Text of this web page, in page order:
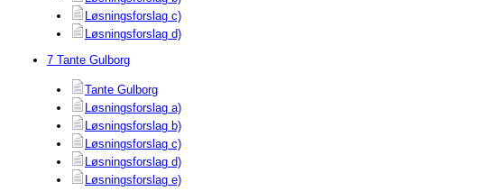
Løsningsforslag c)
Løsningsforslag d)
7 Tante Gulborg
Tante Gulborg
Løsningsforslag a)
Løsningsforslag b)
Løsningsforslag c)
Løsningsforslag d)
Løsningsforslag e)